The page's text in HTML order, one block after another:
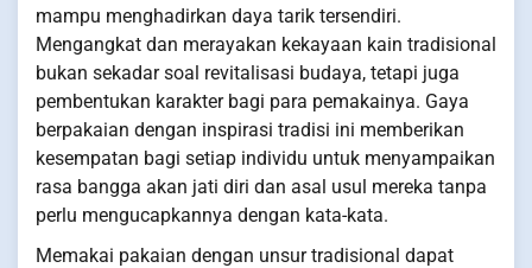
mampu menghadirkan daya tarik tersendiri.
Mengangkat dan merayakan kekayaan kain tradisional
bukan sekadar soal revitalisasi budaya, tetapi juga
pembentukan karakter bagi para pemakainya. Gaya
berpakaian dengan inspirasi tradisi ini memberikan
kesempatan bagi setiap individu untuk menyampaikan
rasa bangga akan jati diri dan asal usul mereka tanpa
perlu mengucapkannya dengan kata-kata.
Memakai pakaian dengan unsur tradisional dapat